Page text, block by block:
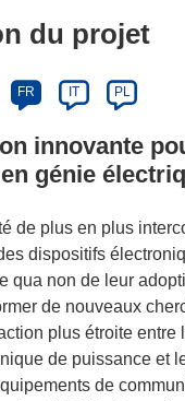
du projet
FR IT PL
innovante
génie
de plus en plus
dispositifs
qua non de leur
de nouveaux
plus étroite entre
de puissance et
de